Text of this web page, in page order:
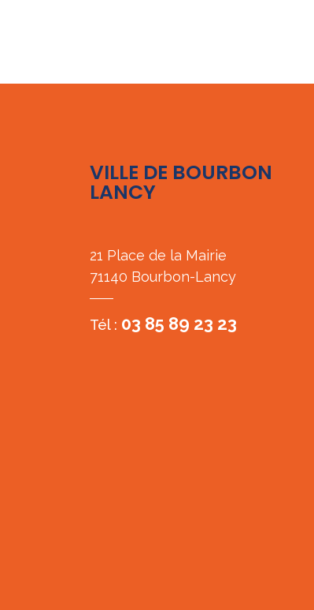
VILLE DE BOURBON
LANCY
21 Place de la Mairie
71140 Bourbon-Lancy
Tél : 03 85 89 23 23